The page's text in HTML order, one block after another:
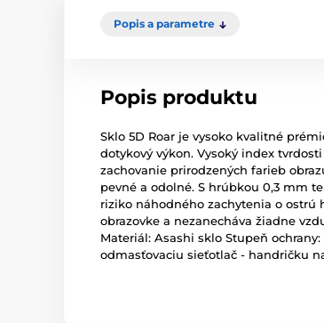
Popis a parametre
Popis produktu
Sklo 5D Roar je vysoko kvalitné
dotykový výkon. Vysoký index
zachovanie prirodzených farieb
pevné a odolné. S hrúbkou 0,3 mm
riziko náhodného zachytenia o ostrú
obrazovke a nezanecháva žiadne
Materiál: Asashi sklo Stupeň
odmasťovaciu sieťotlač - handričku